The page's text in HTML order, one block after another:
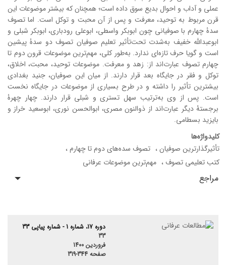
عملی و آداب و احوال بدیع سوق داده است؛ همچنان که بیشتر موضوعات این
قرن مربوط به توحید، معرفت و پس‌ از آن محبت و توکل است. اما تصوف
سدۀ چهارم با صوفیانی چون ابوبکر واسطی، ابوعلی رودباری، ابوبکر شبلی و
ابوعبدالله خفیف به‌شدت تحت‌تأثیر تعلیم صوفیان تصوف دو سدۀ پیشین
است و گویا حرف تازه‌ای ندارد. به‌طور کلی، مهم‌ترین موضوعات قرون دوم تا
چهارم تصوف عبارت‌اند از: زهد و معرفت. موضوعات توحید، محبت، اخلاق،
توکل و فقر در جایگاه بعد قرار دارند. از میان این صوفیان، جنید بغدادی
بیشترین تأثیر را داشته و در طرح بسیاری از موضوعات در جایگاه نخست
است. پس از وی به‌ترتیب سهل تستری و شبلی قرار دارند. چهار چهرۀ
برجستۀ دیگر عبارت‌اند از ذوالنون مصری، ابوالحسن نوری، ابوسعید خراز و
بایزید بسطامی.
کلیدواژه‌ها
تأثیرگذارترین صوفیان
تصوف سده‌های دوم تا چهارم
کتب تعلیمی تصوف
مهم‌ترین موضوعات عرفانی
مراجع
دوره 17، شماره 1 - شماره پیاپی 33
33
فروردین 1400
صفحه 319-344